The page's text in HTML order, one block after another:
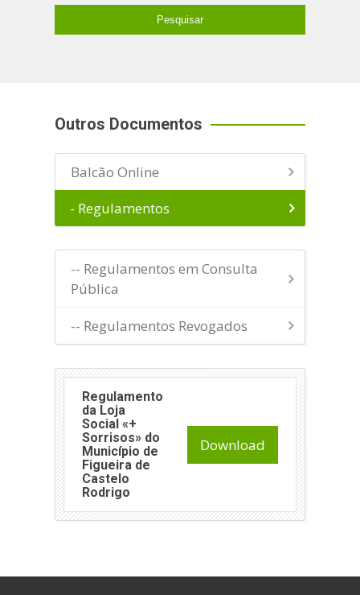
Outros Documentos
Balcão Online
- Regulamentos
-- Regulamentos em Consulta
Pública
-- Regulamentos Revogados
Regulamento
da Loja
Social «+
Sorrisos» do
Município de
Figueira de
Castelo
Rodrigo
Download